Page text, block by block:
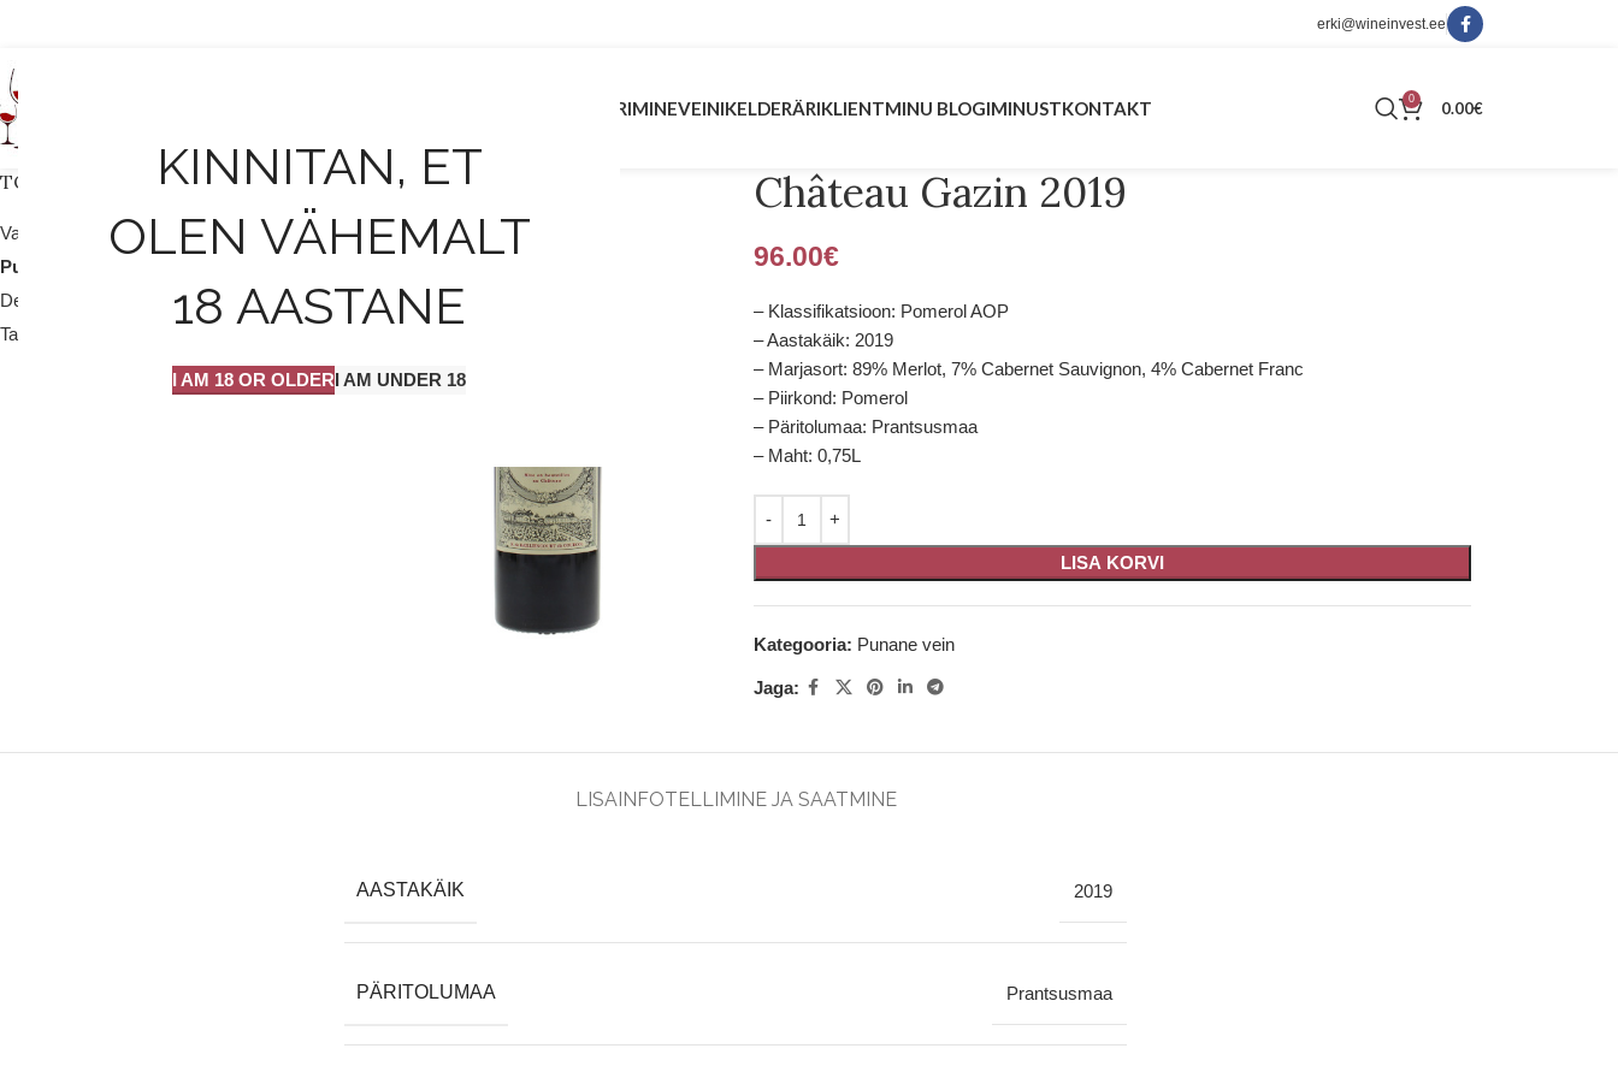
KINNITAN, ET
OLEN VÄHEMALT
18 AASTANE
I AM 18 OR OLDERI AM UNDER 18
erki@wineinvest.ee
INVESTEERIMINEVEINIKELDERÄRIKLIENTMINU BLOGIMINUSTKONTAKT 0 0.00€
TOOTEKATEGOORIAD
Valge vein / mull 25
Punane vein
Dessert vein 9
Tarvikud
Château Gazin 2019
96.00€
– Klassifikatsioon: Pomerol AOP
– Aastakäik: 2019
– Marjasort: 89% Merlot, 7% Cabernet Sauvignon, 4% Cabernet Franc
– Piirkond: Pomerol
– Päritolumaa: Prantsusmaa
– Maht: 0,75L
LISA KORVI
Kategooria: Punane vein
Jaga:
LISAINFOTELLIMINE JA SAATMINE
AASTAKÄIK 2019
PÄRITOLUMAA Prantsusmaa